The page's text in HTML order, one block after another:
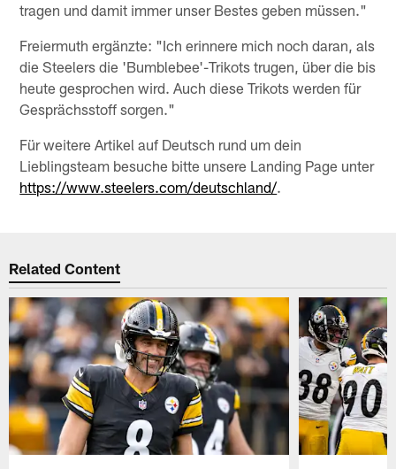
tragen und damit immer unser Bestes geben müssen."
Freiermuth ergänzte: "Ich erinnere mich noch daran, als
die Steelers die 'Bumblebee'-Trikots trugen, über die bis
heute gesprochen wird. Auch diese Trikots werden für
Gesprächsstoff sorgen."
Für weitere Artikel auf Deutsch rund um dein
Lieblingsteam besuche bitte unsere Landing Page unter
https://www.steelers.com/deutschland/.
Related Content